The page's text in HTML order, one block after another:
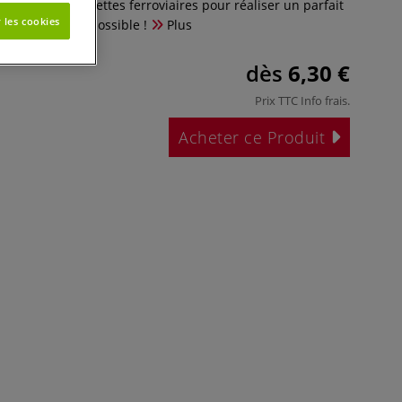
ou maquettes ferroviaires pour réaliser un parfait
plus réaliste possible !
Plus
dès 6,30 €
Prix TTC Info frais.
Acheter ce Produit
cookies